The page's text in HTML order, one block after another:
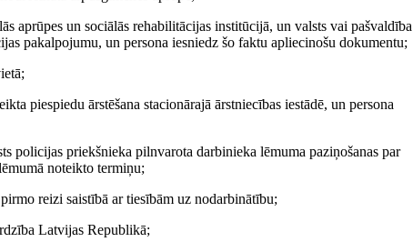
aprūpes un sociālās rehabilitācijas institūcijā, un valsts vai pašvaldība
pakalpojumu, un persona iesniedz šo faktu apliecinošu dokumentu;
piespiedu ārstēšana stacionārajā ārstniecības iestādē, un persona
policijas priekšnieka pilnvarota darbinieka lēmuma paziņošanas par
noteikto termiņu;
reizi saistībā ar tiesībām uz nodarbinātību;
Latvijas Republikā;